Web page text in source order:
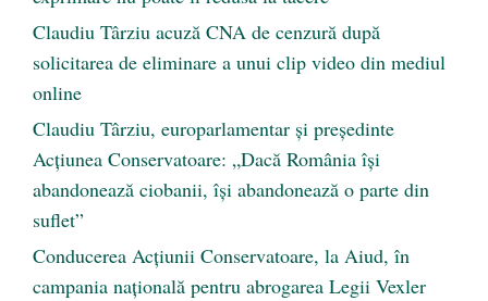
Claudiu Târziu acuză CNA de cenzură după
solicitarea de eliminare a unui clip video din mediul
online
Claudiu Târziu, europarlamentar și președinte
Acțiunea Conservatoare: „Dacă România își
abandonează ciobanii, își abandonează o parte din
suflet”
Conducerea Acțiunii Conservatoare, la Aiud, în
campania națională pentru abrogarea Legii Vexler